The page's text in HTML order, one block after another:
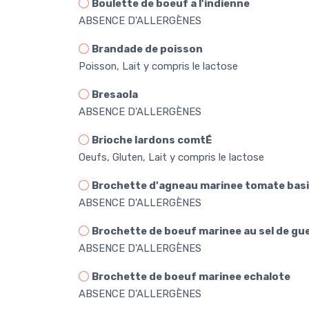
Boulette de boeuf a l'indienne
ABSENCE D'ALLERGÈNES
Brandade de poisson
Poisson, Lait y compris le lactose
Bresaola
ABSENCE D'ALLERGÈNES
Brioche lardons comtÉ
Oeufs, Gluten, Lait y compris le lactose
Brochette d'agneau marinee tomate
ABSENCE D'ALLERGÈNES
Brochette de boeuf marinee au sel de
ABSENCE D'ALLERGÈNES
Brochette de boeuf marinee echalote
ABSENCE D'ALLERGÈNES